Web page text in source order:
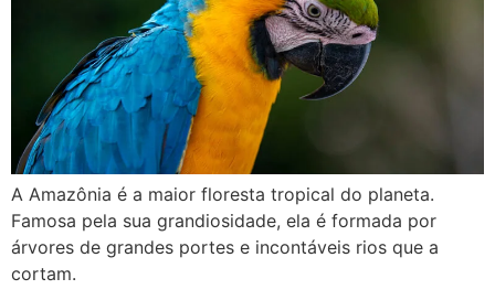
A Amazônia é a maior floresta tropical do planeta.
Famosa pela sua grandiosidade, ela é formada por
árvores de grandes portes e incontáveis rios que a
cortam.